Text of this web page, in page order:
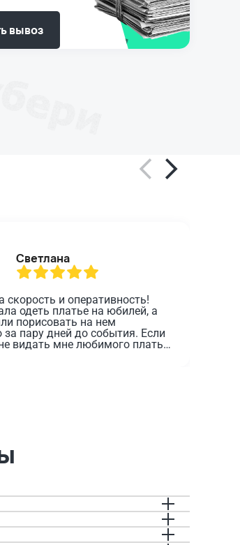
вывоз
Светлана
скорость и оперативность!
одеть платье на юбилей, а
порисовать на нем
за пару дней до события. Если
видать мне любимого платья